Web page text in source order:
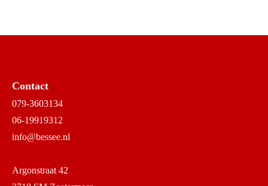
Contact
079-3603134
06-19919312
info@bessee.nl
Argonstraat 42